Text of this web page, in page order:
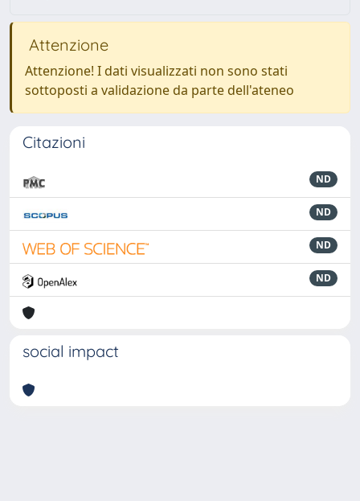
Attenzione
Attenzione! I dati visualizzati non sono stati
sottoposti a validazione da parte dell'ateneo
Citazioni
ND
ND
ND
ND
social impact